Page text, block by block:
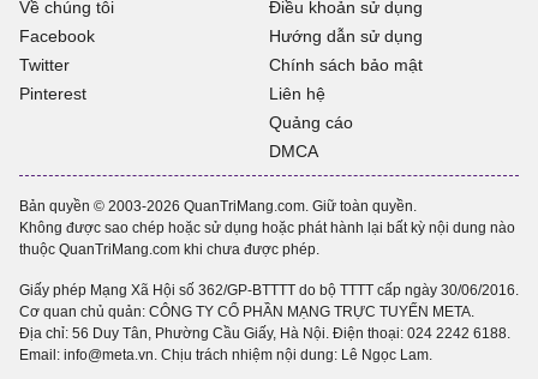
Về chúng tôi
Facebook
Twitter
Pinterest
Điều khoản sử dụng
Hướng dẫn sử dụng
Chính sách bảo mật
Liên hệ
Quảng cáo
DMCA
Bản quyền © 2003-2026 QuanTriMang.com. Giữ toàn quyền.
Không được sao chép hoặc sử dụng hoặc phát hành lại bất kỳ nội dung nào
thuộc QuanTriMang.com khi chưa được phép.
Giấy phép Mạng Xã Hội số 362/GP-BTTTT do bộ TTTT cấp ngày 30/06/2016.
Cơ quan chủ quản: CÔNG TY CỔ PHẦN MẠNG TRỰC TUYẾN META.
Địa chỉ: 56 Duy Tân, Phường Cầu Giấy, Hà Nội. Điện thoại: 024 2242 6188
Email: info@meta.vn. Chịu trách nhiệm nội dung: Lê Ngọc Lam.